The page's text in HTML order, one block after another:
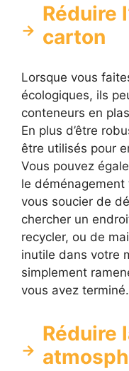
Réduire
carton
Lorsque vous
écologiques, ils
conteneurs en
En plus d’être
être utilisés pour
Vous pouvez
le déménagement
vous soucier de
chercher un
recycler, ou de
inutile dans votre
simplement
vous avez terminé.
Réduire